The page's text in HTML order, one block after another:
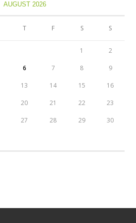
AUGUST 2026
T F S S
1 2
6 7 8 9
13 14 15 16
20 21 22 23
27 28 29 30